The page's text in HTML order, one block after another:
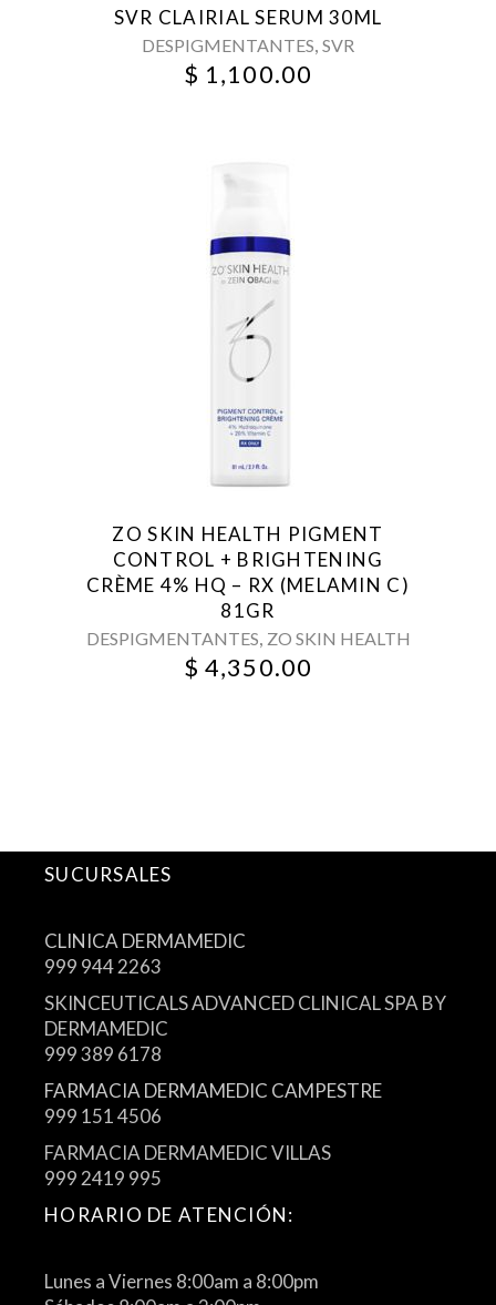
SVR CLAIRIAL SERUM 30ML
DESPIGMENTANTES, SVR
$ 1,100.00
ZO SKIN HEALTH PIGMENT
CONTROL + BRIGHTENING
CRÈME 4% HQ – RX (MELAMIN C)
81GR
DESPIGMENTANTES, ZO SKIN HEALTH
$ 4,350.00
SUCURSALES
CLINICA DERMAMEDIC
999 944 2263
SKINCEUTICALS ADVANCED CLINICAL SPA BY
DERMAMEDIC
999 389 6178
FARMACIA DERMAMEDIC CAMPESTRE
999 151 4506
FARMACIA DERMAMEDIC VILLAS
999 2419 995
HORARIO DE ATENCIÓN:
Lunes a Viernes 8:00am a 8:00pm